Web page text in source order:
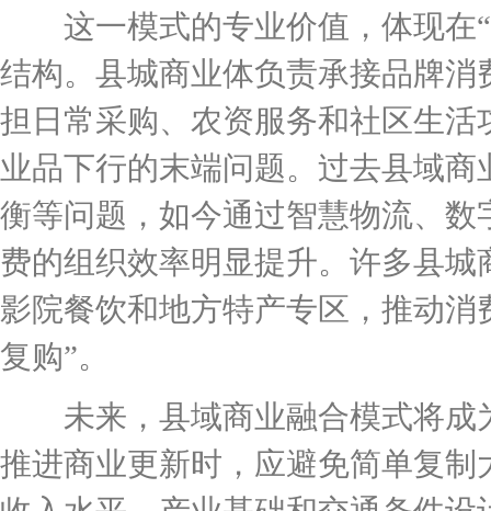
这一模式的专业价值，体现在“
结构。县城商业体负责承接品牌
担日常采购、农资服务和社区生
业品下行的末端问题。过去县域
衡等问题，如今通过智慧物流、
费的组织效率明显提升。许多县
影院餐饮和地方特产专区，推动消
复购”。
未来，县域商业融合模式将成
推进商业更新时，应避免简单复